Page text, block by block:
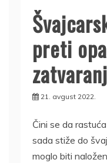
preti
21. avgust 2022.
Čini se da
sada stiže do
moglo biti